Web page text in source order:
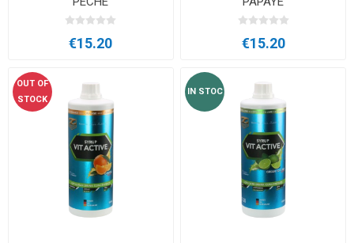
€15.20 €15.20
OUT OF
STOCK
IN STOC